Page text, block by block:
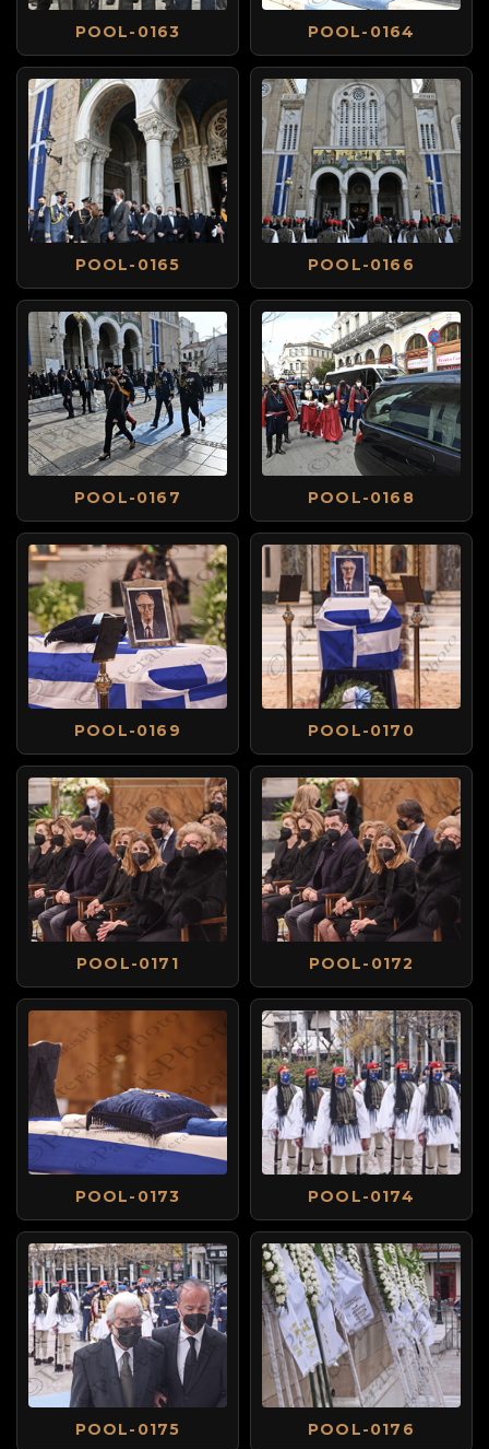
POOL-0163 POOL-0164
POOL-0165 POOL-0166
POOL-0167 POOL-0168
POOL-0169 POOL-0170
POOL-0171 POOL-0172
POOL-0173 POOL-0174
POOL-0175 POOL-0176